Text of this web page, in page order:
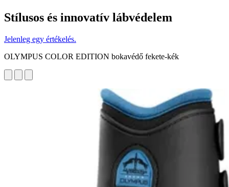
Stílusos és innovatív lábvédelem
Jelenleg egy értékelés.
OLYMPUS COLOR EDITION bokavédő fekete-kék